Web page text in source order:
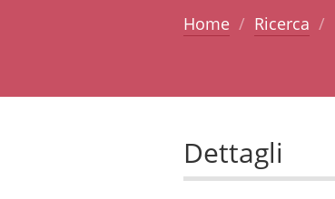
Home Ricerca
Dettagli